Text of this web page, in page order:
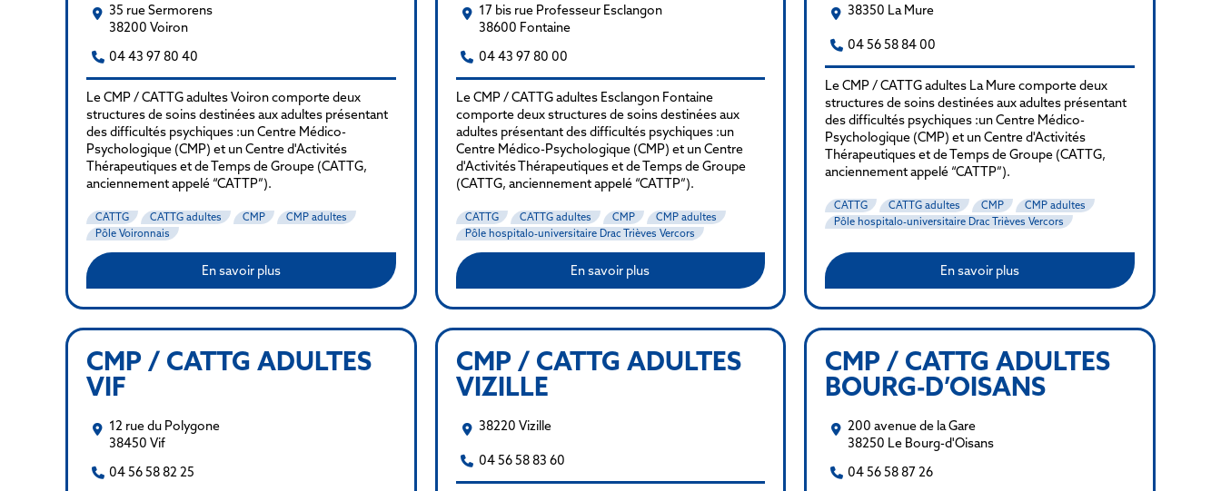
35 rue Sermorens
38200 Voiron
04 43 97 80 40
Le CMP / CATTG adultes Voiron comporte deux
structures de soins destinées aux adultes présentant
des difficultés psychiques :un Centre Médico-
Psychologique (CMP) et un Centre d'Activités
Thérapeutiques et de Temps de Groupe (CATTG,
anciennement appelé “CATTP”).
CATTG CATTG adultes CMP
CMP adultes
Pôle Voironnais
En savoir plus
17 bis rue Professeur Esclangon
38600 Fontaine
04 43 97 80 00
Le CMP / CATTG adultes Esclangon Fontaine
comporte deux structures de soins destinées aux
adultes présentant des difficultés psychiques :un
Centre Médico-Psychologique (CMP) et un Centre
d'Activités Thérapeutiques et de Temps de Groupe
(CATTG, anciennement appelé “CATTP”).
CATTG CATTG adultes CMP
CMP adultes
Pôle hospitalo-universitaire Drac Trièves Vercors
En savoir plus
38350 La Mure
04 56 58 84 00
Le CMP / CATTG adultes La Mure comporte deux
structures de soins destinées aux adultes présentant
des difficultés psychiques :un Centre Médico-
Psychologique (CMP) et un Centre d'Activités
Thérapeutiques et de Temps de Groupe (CATTG,
anciennement appelé “CATTP”).
CATTG CATTG adultes CMP
CMP adultes
Pôle hospitalo-universitaire Drac Trièves Vercors
En savoir plus
CMP / CATTG ADULTES
VIF
12 rue du Polygone
38450 Vif
04 56 58 82 25
CMP / CATTG ADULTES
VIZILLE
38220 Vizille
04 56 58 83 60
CMP / CATTG ADULTES
BOURG-D’OISANS
200 avenue de la Gare
38250 Le Bourg-d'Oisans
04 56 58 87 26